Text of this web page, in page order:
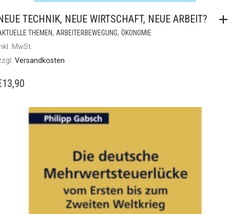
TECHNIK, NEUE WIRTSCHAFT, NEUE ARBEIT?
THEMEN, ARBEITERBEWEGUNG, ÖKONOMIE
MwSt.
Versandkosten
13,90